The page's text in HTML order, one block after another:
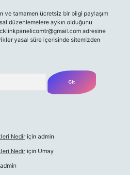
ve tamamen ücretsiz bir bilgi paylaşım
düzenlemelere aykırı olduğunu
adresine
yasal süre içerisinde sitemizden
Nedir için admin
Nedir için Umay
admin